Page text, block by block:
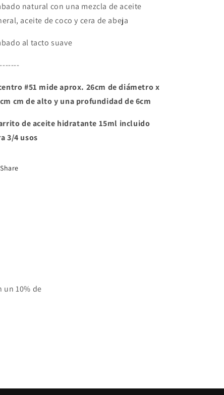
natural con una mezcla de aceite
aceite de coco y cera de abeja
al tacto suave
#51 mide aprox. 26cm de diámetro x
cm de alto y una profundidad de 6cm
de aceite hidratante 15ml incluido
3/4 usos
Share
un 10% de